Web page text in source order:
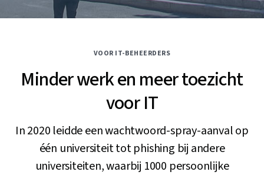
VOOR IT-BEHEERDERS
Minder werk en meer toezicht
voor IT
In 2020 leidde een wachtwoord-spray-aanval op
één universiteit tot phishing bij andere
universiteiten, waarbij 1000 persoonlijke